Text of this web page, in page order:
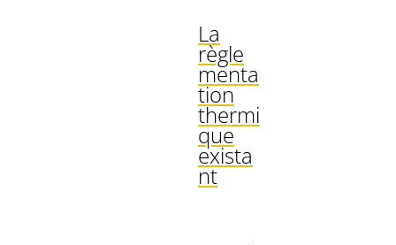
La
règle
menta
tion
thermi
que
exista
nt